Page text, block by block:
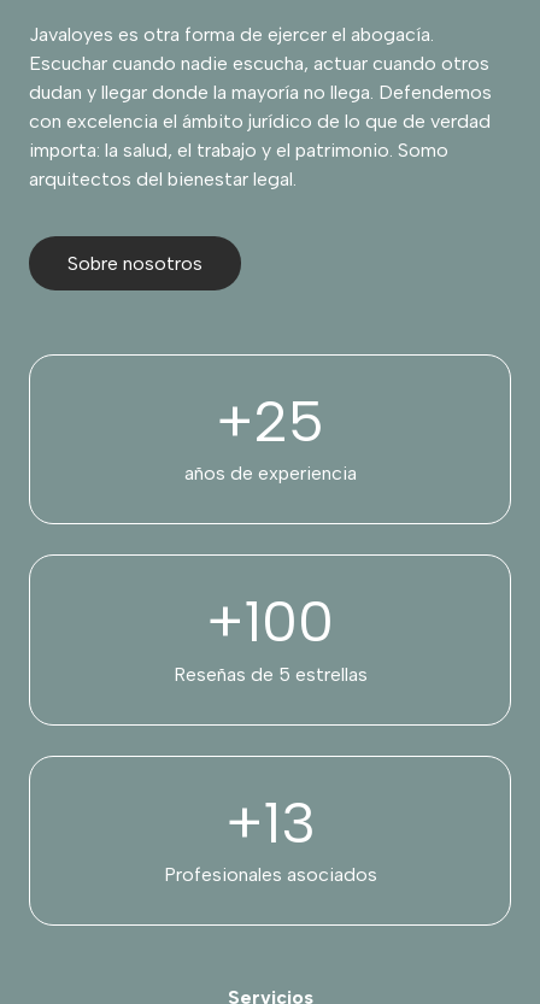
Javaloyes es otra forma de ejercer el abogacía.
Escuchar cuando nadie escucha, actuar cuando otros
dudan y llegar donde la mayoría no llega. Defendemos
con excelencia el ámbito jurídico de lo que de verdad
importa: la salud, el trabajo y el patrimonio. Somo
arquitectos del bienestar legal.
Sobre nosotros
+25
años de experiencia
+100
Reseñas de 5 estrellas
+13
Profesionales asociados
Servicios